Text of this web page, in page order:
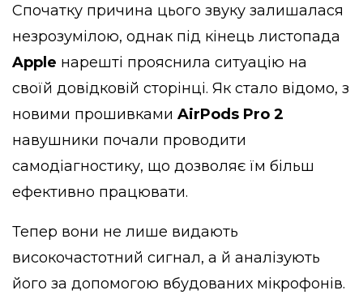
Спочатку причина цього звуку залишалася
незрозумілою, однак під кінець листопада
Apple нарешті прояснила ситуацію на
своїй довідковій сторінці. Як стало відомо, з
новими прошивками AirPods Pro 2
навушники почали проводити
самодіагностику, що дозволяє їм більш
ефективно працювати.
Тепер вони не лише видають
високочастотний сигнал, а й аналізують
його за допомогою вбудованих мікрофонів.